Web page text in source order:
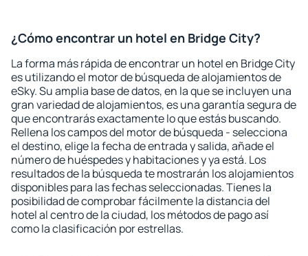
¿Cómo encontrar un hotel en Bridge City?
La forma más rápida de encontrar un hotel en Bridge City
es utilizando el motor de búsqueda de alojamientos de
eSky. Su amplia base de datos, en la que se incluyen una
gran variedad de alojamientos, es una garantía segura de
que encontrarás exactamente lo que estás buscando.
Rellena los campos del motor de búsqueda - selecciona
el destino, elige la fecha de entrada y salida, añade el
número de huéspedes y habitaciones y ya está. Los
resultados de la búsqueda te mostrarán los alojamientos
disponibles para las fechas seleccionadas. Tienes la
posibilidad de comprobar fácilmente la distancia del
hotel al centro de la ciudad, los métodos de pago así
como la clasificación por estrellas.